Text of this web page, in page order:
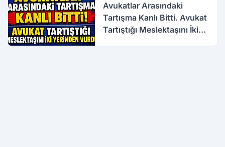
Avukatlar Arasındaki
Tartışma Kanlı Bitti. Avukat
Tartıştığı Meslektaşını İki